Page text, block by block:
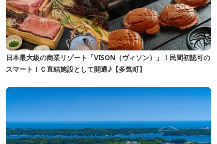
方に伝わる郷土料理、てこね寿司の調理を体験できま
す。基本は生のカツオを使用しますが、苦手は方には火
を通してご提供します。自分で作ったてこね寿司をご賞
味あれ。 ■「無限亭」■ 学習体験ではシェルアート作
りやパールストラップ作りなどの手作りアート体験を用
了）で伊勢えびやアジなどの釣り体験ができます。（土
日祝・連休・繁忙期等は要予約） 【通年】 ・アジ
（1,200円）：釣ったアジは調理してフライにします
日本最大級の商業リゾート「VISON（ヴィソン）」！民間初認可の
スマートＩＣ直結施設として開通♪【多気町】